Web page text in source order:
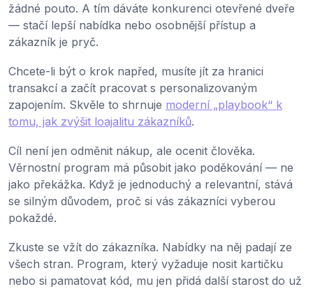
žádné pouto. A tím dáváte konkurenci otevřené dveře
— stačí lepší nabídka nebo osobnější přístup a
zákazník je pryč.
Chcete-li být o krok napřed, musíte jít za hranici
transakcí a začít pracovat s personalizovaným
zapojením. Skvěle to shrnuje moderní „playbook“ k
tomu, jak zvýšit loajalitu zákazníků.
Cíl není jen odměnit nákup, ale ocenit člověka.
Věrnostní program má působit jako poděkování — ne
jako překážka. Když je jednoduchý a relevantní, stává
se silným důvodem, proč si vás zákazníci vyberou
pokaždé.
Zkuste se vžít do zákazníka. Nabídky na něj padají ze
všech stran. Program, který vyžaduje nosit kartičku
nebo si pamatovat kód, mu jen přidá další starost do už